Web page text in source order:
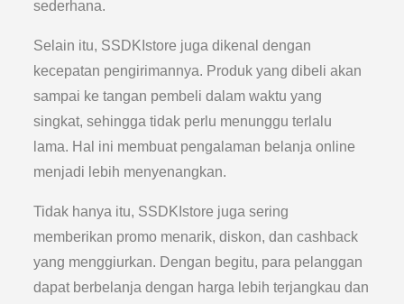
sederhana.
Selain itu, SSDKIstore juga dikenal dengan
kecepatan pengirimannya. Produk yang dibeli akan
sampai ke tangan pembeli dalam waktu yang
singkat, sehingga tidak perlu menunggu terlalu
lama. Hal ini membuat pengalaman belanja online
menjadi lebih menyenangkan.
Tidak hanya itu, SSDKIstore juga sering
memberikan promo menarik, diskon, dan cashback
yang menggiurkan. Dengan begitu, para pelanggan
dapat berbelanja dengan harga lebih terjangkau dan